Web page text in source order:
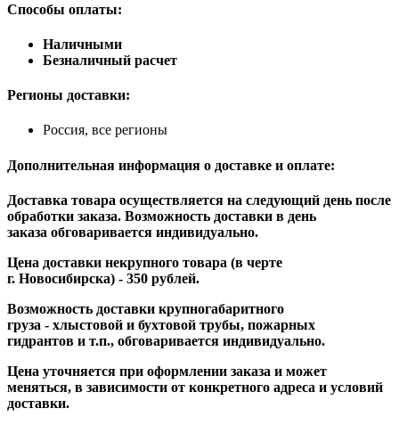
Способы оплаты:
Наличными
Безналичный расчет
Регионы доставки:
Россия, все регионы
Дополнительная информация о доставке и оплате:
Доставка товара осуществляется на следующий день после
обработки заказа. Возможность доставки в день
заказа обговаривается индивидуально.
Цена доставки некрупного товара (в черте
г. Новосибирска) - 350 рублей.
Возможность доставки крупногабаритного
груза - хлыстовой и бухтовой трубы, пожарных
гидрантов и т.п., обговаривается индивидуально.
Цена уточняется при оформлении заказа и может
меняться, в зависимости от конкретного адреса и условий
доставки.